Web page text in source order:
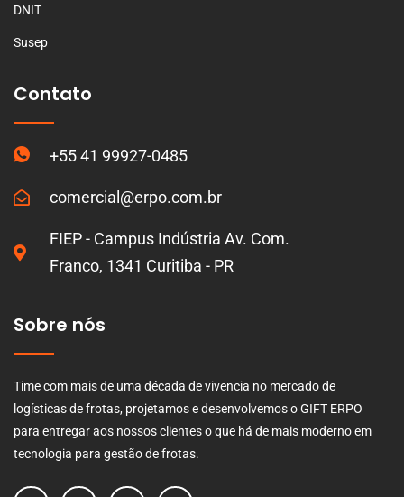
DNIT
Susep
Contato
+55 41 99927-0485
comercial@erpo.com.br
FIEP - Campus Indústria Av. Com.
Franco, 1341 Curitiba - PR
Sobre nós
Time com mais de uma década de vivencia no mercado de
logísticas de frotas, projetamos e desenvolvemos o GIFT ERPO
para entregar aos nossos clientes o que há de mais moderno em
tecnologia para gestão de frotas.